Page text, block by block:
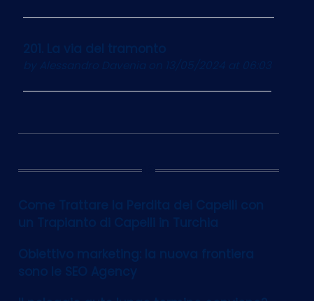
201. La via del tramonto
by Alessandro Davenia on 13/05/2024 at 06:03
12
Come Trattare la Perdita dei Capelli con
un Trapianto di Capelli in Turchia
Obiettivo marketing: la nuova frontiera
sono le SEO Agency